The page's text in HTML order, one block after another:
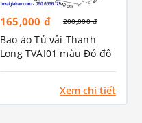
165,000 đ 200,000 đ
Bao áo Tủ vải Thanh
Long TVAI01 màu Đỏ đô
Xem chi tiết